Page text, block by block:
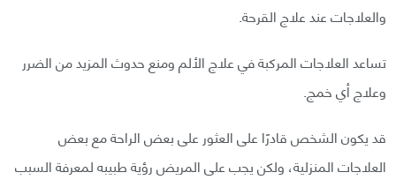
والعلاجات عند علاج القرحة.
تساعد العلاجات المركبة في علاج الألم ومنع حدوث المزيد من الضرر
وعلاج أي خمج.
قد يكون الشخص قادرًا على العثور على بعض الراحة مع بعض
العلاجات المنزلية، ولكن يجب على المريض رؤية طبيبه لمعرفة السبب